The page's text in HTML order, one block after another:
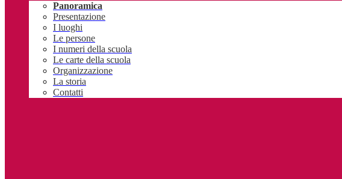
Panoramica
Presentazione
I luoghi
Le persone
I numeri della scuola
Le carte della scuola
Organizzazione
La storia
Contatti